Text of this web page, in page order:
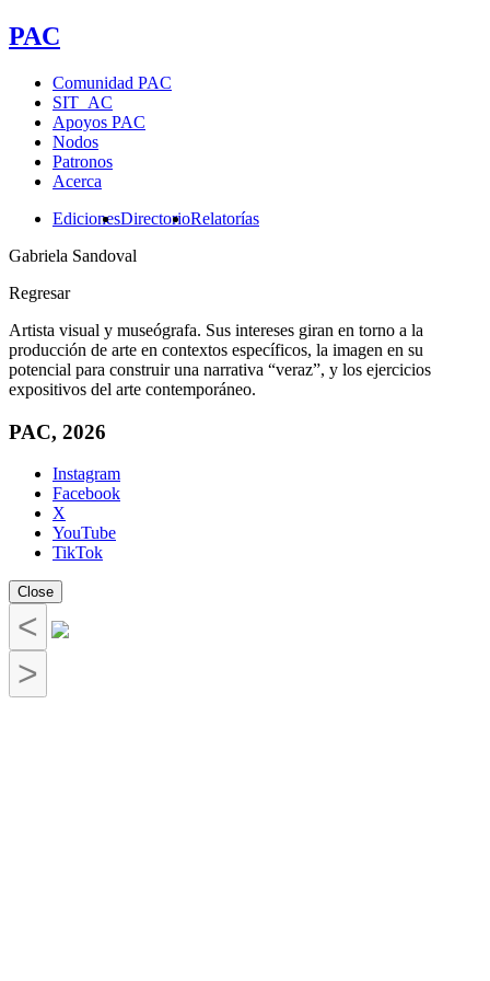
PAC
Comunidad PAC
SIT_AC
Apoyos PAC
Nodos
Patronos
Acerca
EdicionesDirectorioRelatorías
Gabriela Sandoval
Regresar
Artista visual y museógrafa. Sus intereses giran en torno a la
producción de arte en contextos específicos, la imagen en su
potencial para construir una narrativa “veraz”, y los ejercicios
expositivos del arte contemporáneo.
PAC, 2026
Instagram
Facebook
X
YouTube
TikTok
Close
<
>